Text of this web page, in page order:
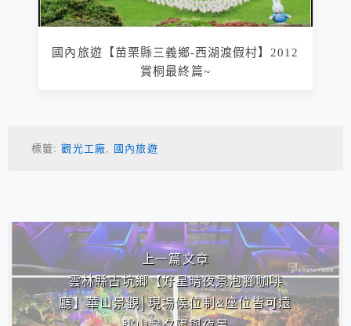
國內旅遊【苗栗縣三義鄉-西湖渡假村】2012
賞桐最終篇~
標籤:觀光工廠 國內旅遊
相連文章
上一篇文章
雲林縣古坑鄉【好星晴夜景泡腳咖啡
廳】華山景觀│現場候位制&座位皆可遠